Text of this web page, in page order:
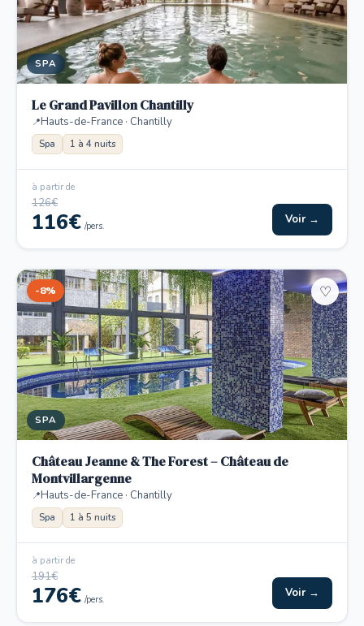
SPA
Le Grand Pavillon Chantilly
Hauts-de-France · Chantilly
Spa 1 à 4 nuits
à partir de
126€
116€ /pers. Voir →
-8%
SPA
♡
Château Jeanne & The Forest – Château de
Montvillargenne
Hauts-de-France · Chantilly
Spa 1 à 5 nuits
à partir de
191€
176€ /pers. Voir →